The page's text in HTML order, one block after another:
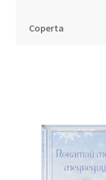
Coperta